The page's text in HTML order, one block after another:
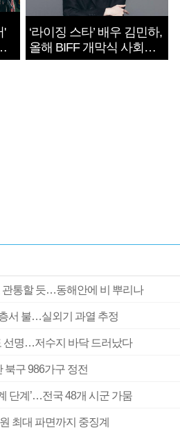
'
‘라이징 스타’ 배우 김민하,
올해 BIFF 개막식 사회자
확정
관통할 듯…동해안에 비 뿌리나
서 불…실외기 과열 추정
선명…저수지 바닥 드러났다
구 986가구 정전
단계’…전국 48개 시군 가뭄
최대 파면까지 중징계